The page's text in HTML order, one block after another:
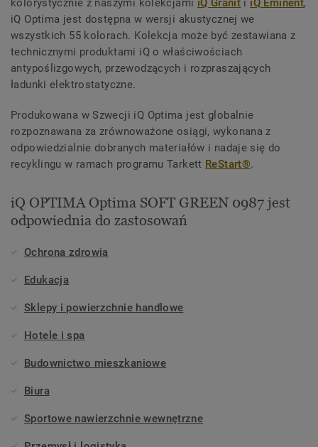
kolorystycznie z naszymi kolekcjami iQ Granit i iQ Eminent,
iQ Optima jest dostępna w wersji akustycznej we
wszystkich 55 kolorach. Kolekcja może być zestawiana z
technicznymi produktami iQ o właściwościach
antypoślizgowych, przewodzących i rozpraszających
ładunki elektrostatyczne.
Produkowana w Szwecji iQ Optima jest globalnie
rozpoznawana za zrównoważone osiągi, wykonana z
odpowiedzialnie dobranych materiałów i nadaje się do
recyklingu w ramach programu Tarkett ReStart®.
iQ OPTIMA Optima SOFT GREEN 0987 jest
odpowiednia do zastosowań
Ochrona zdrowia
Edukacja
Sklepy i powierzchnie handlowe
Hotele i spa
Budownictwo mieszkaniowe
Biura
Sportowe nawierzchnie wewnętrzne